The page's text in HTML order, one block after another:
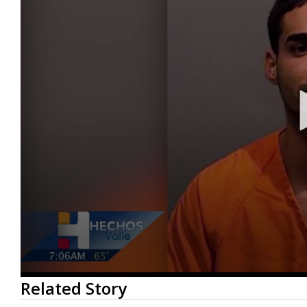
0
seconds
of
Related Story